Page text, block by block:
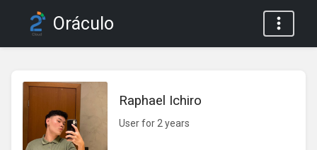
Oráculo
Raphael Ichiro
User for 2 years